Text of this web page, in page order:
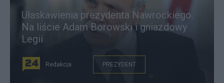
Ułaskawienia prezydenta Nawrockiego.
Na liście Adam Borowski i gniazdowy
Legii
Redakcja PREZYDENT